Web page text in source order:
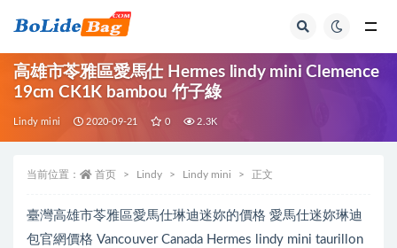
高雄市苓雅區愛馬仕 Hermes lindy mini Clemence
19cm CK1K bambou 竹子綠
Lindy mini 2020-09-21 0 2.3K
当前位置： 首页 Lindy Lindy mini 正文
臺灣高雄市苓雅區愛馬仕琳迪迷妳的價格 愛馬仕迷妳琳迪
包官網價格 Vancouver Canada Hermes lindy mini taurillon